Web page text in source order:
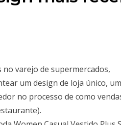
varejo de supermercados,
um design de loja único,
no processo de como